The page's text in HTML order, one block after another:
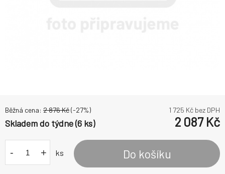
Běžná cena: 2 876Kč(-27%) 1 725 Kč bez DPH
Skladem do týdne (6 ks) 2 087Kč
- + ks Do košíku